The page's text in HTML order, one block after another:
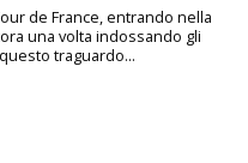
de France, entrando nella
una volta indossando gli
traguardo...